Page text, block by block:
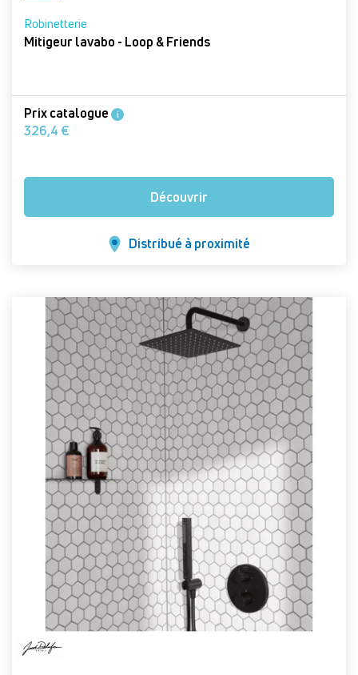
Robinetterie
Mitigeur lavabo - Loop & Friends
Prix catalogue i
326,4 €
Découvrir
Distribué à proximité